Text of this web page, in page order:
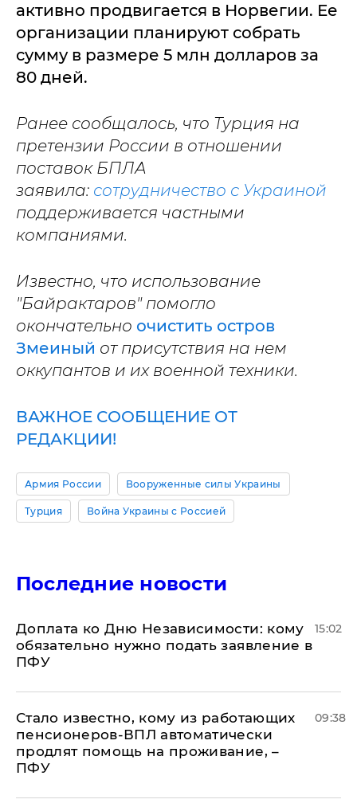
активно продвигается в Норвегии. Ее
организации планируют собрать
сумму в размере 5 млн долларов за
80 дней.
Ранее сообщалось, что Турция на
претензии России в отношении
поставок БПЛА
заявила: сотрудничество с Украиной
поддерживается частными
компаниями.
Известно, что использование
"Байрактаров" помогло
окончательно очистить остров
Змеиный от присутствия на нем
оккупантов и их военной техники.
ВАЖНОЕ СООБЩЕНИЕ ОТ
РЕДАКЦИИ!
Армия России Вооруженные силы Украины
Турция Война Украины с Россией
Последние новости
Доплата ко Дню Независимости: кому
обязательно нужно подать заявление в
ПФУ
15:02
Стало известно, кому из работающих
пенсионеров-ВПЛ автоматически
продлят помощь на проживание, –
ПФУ
09:38